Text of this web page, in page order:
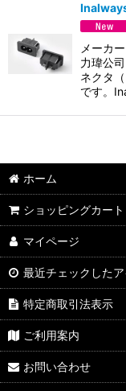
メーカ
力瑋公
ネクタ
です。
ホーム
ショッピングカート
マイページ
最近チェックした
特定商取引法表示
ご利用案内
お問い合わせ